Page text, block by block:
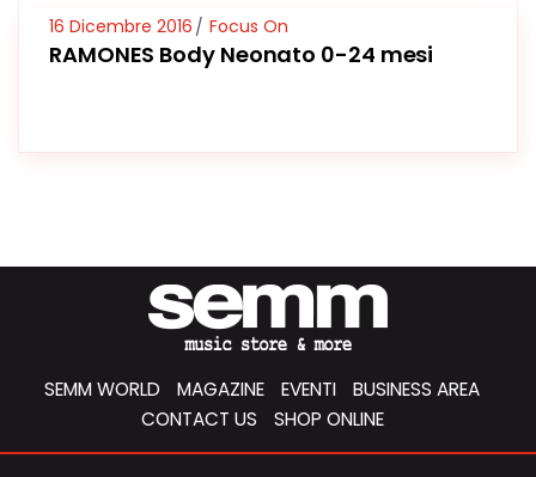
16 Dicembre 2016 Focus On
RAMONES Body Neonato 0-24 mesi
SEMM WORLD MAGAZINE EVENTI
BUSINESS AREA
CONTACT US
SHOP ONLINE